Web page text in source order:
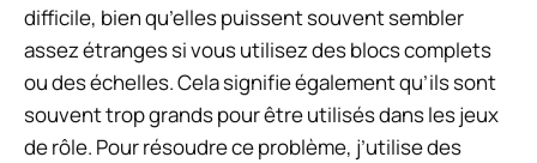
difficile, bien qu’elles puissent souvent sembler
assez étranges si vous utilisez des blocs complets
ou des échelles. Cela signifie également qu’ils sont
souvent trop grands pour être utilisés dans les jeux
de rôle. Pour résoudre ce problème, j’utilise des